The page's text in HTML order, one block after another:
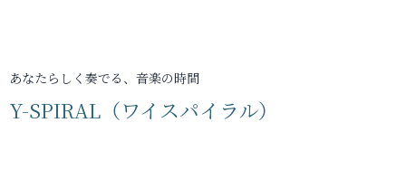
あなたらしく奏でる、音楽の時間
Y-SPIRAL（ワイスパイラル）